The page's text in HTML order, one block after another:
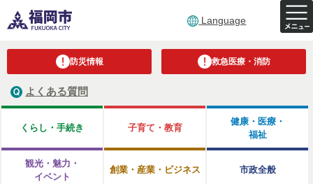
Language
防災情報 救急医療・消防
よくある質問
くらし・手続き 子育て・教育
健康・医療・
福祉
観光・魅力・
イベント
創業・産業・ビジネス 市政全般